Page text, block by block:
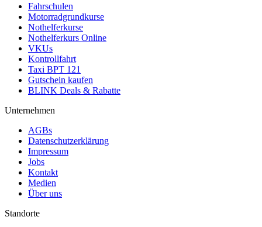
Fahrschulen
Motorradgrundkurse
Nothelferkurse
Nothelferkurs Online
VKUs
Kontrollfahrt
Taxi BPT 121
Gutschein kaufen
BLINK Deals & Rabatte
Unternehmen
AGBs
Datenschutzerklärung
Impressum
Jobs
Kontakt
Medien
Über uns
Standorte